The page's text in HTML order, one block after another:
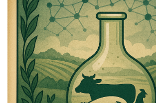
Vagy fedezze fel a
témákat
Üzlet Pénz Zöld